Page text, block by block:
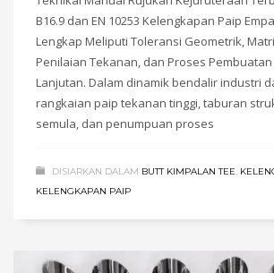
B16.9 dan EN 10253 Kelengkapan Paip
Lengkap Meliputi Toleransi Geometrik,
Penilaian Tekanan, dan Proses Pembuatan
Lanjutan. Dalam dinamik bendalir industri
rangkaian paip tekanan tinggi, taburan
semula, dan penumpuan proses
DISIARKAN DALAM BUTT KIMPALAN TEE,
KELENGKAPAN PAIP